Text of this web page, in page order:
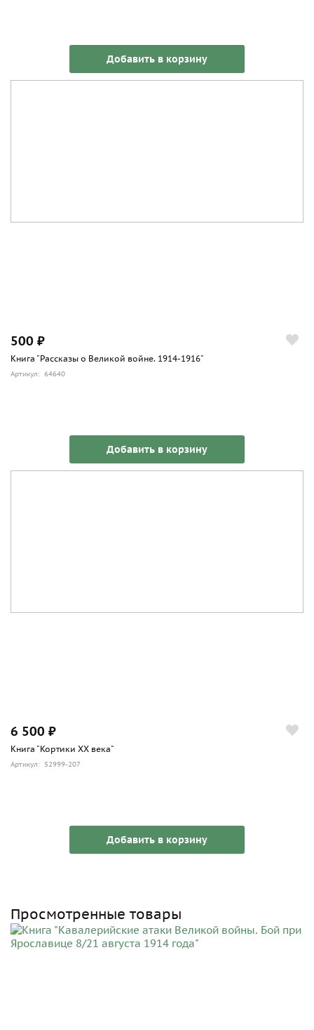
Добавить в корзину
500 ₽
Книга "Рассказы о Великой войне. 1914-1916"
Артикул: 64640
Добавить в корзину
6 500 ₽
Книга "Кортики ХХ века"
Артикул: 52999-207
Добавить в корзину
Просмотренные товары